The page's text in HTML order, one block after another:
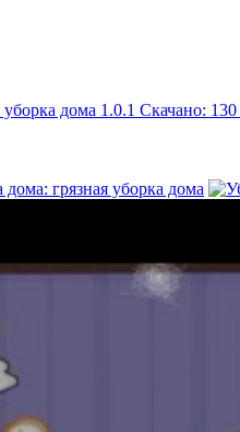
дома 1.0.1 Скачано: 130